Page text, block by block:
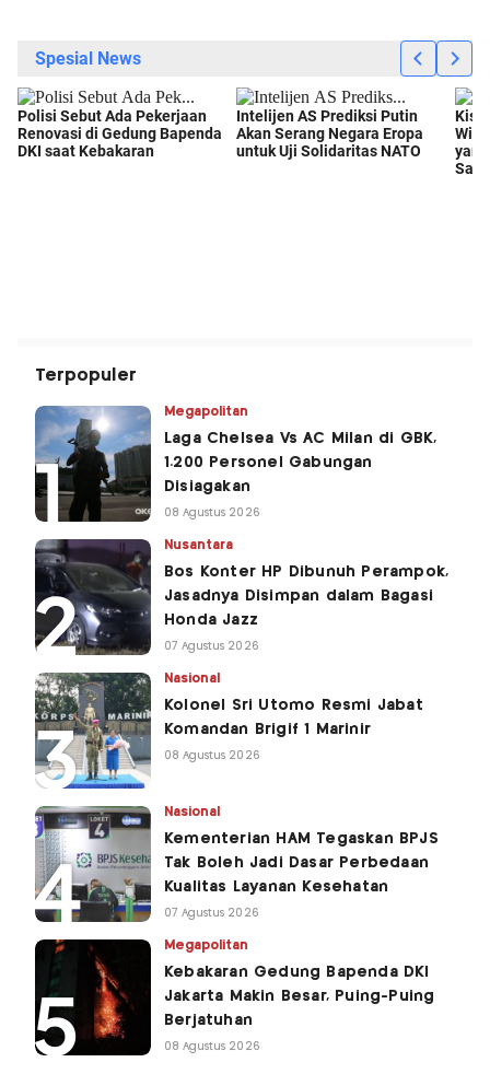
Terpopuler
Megapolitan
Laga Chelsea Vs AC Milan di GBK,
1.200 Personel Gabungan
Disiagakan
08 Agustus 2026
Nusantara
Bos Konter HP Dibunuh Perampok,
Jasadnya Disimpan dalam Bagasi
Honda Jazz
07 Agustus 2026
Nasional
Kolonel Sri Utomo Resmi Jabat
Komandan Brigif 1 Marinir
08 Agustus 2026
Nasional
Kementerian HAM Tegaskan BPJS
Tak Boleh Jadi Dasar Perbedaan
Kualitas Layanan Kesehatan
07 Agustus 2026
Megapolitan
Kebakaran Gedung Bapenda DKI
Jakarta Makin Besar, Puing-Puing
Berjatuhan
08 Agustus 2026